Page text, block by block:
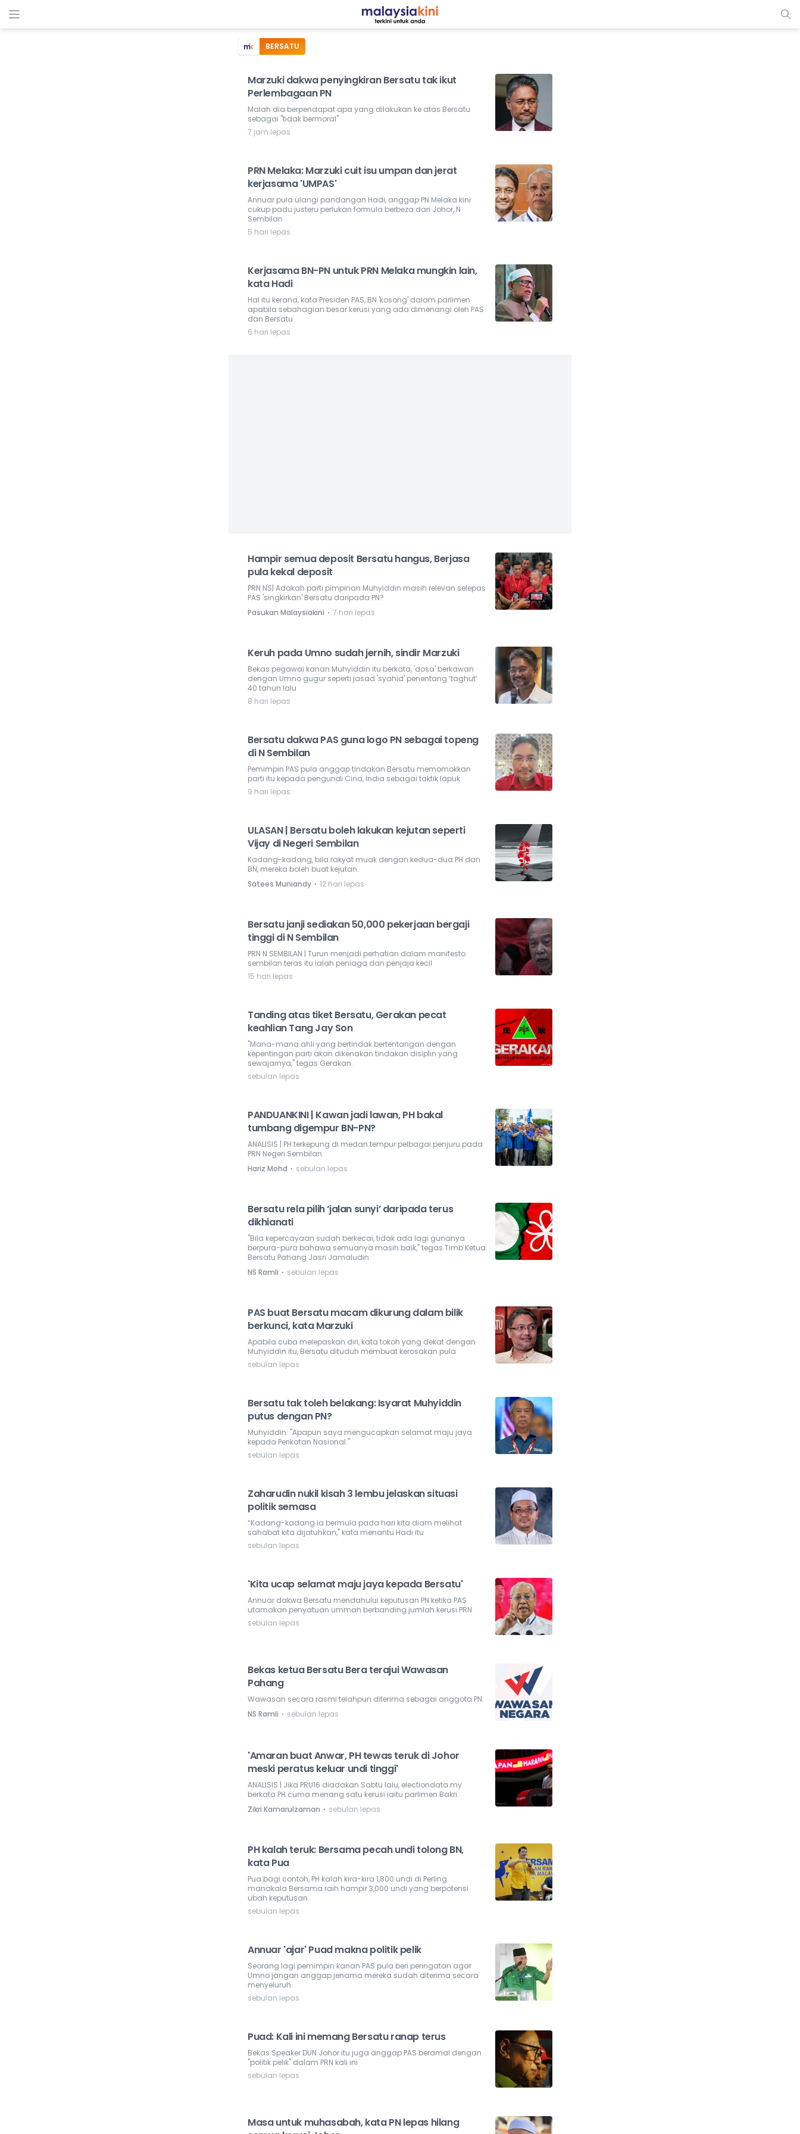
BERSATU
Marzuki dakwa penyingkiran Bersatu tak ikut
Perlembagaan PN
Malah dia berpendapat apa yang dilakukan ke atas Bersatu
sebagai "tidak bermoral"
7 jam lepas
PRN Melaka: Marzuki cuit isu umpan dan jerat
kerjasama 'UMPAS'
Annuar pula ulangi pandangan Hadi, anggap PN Melaka kini
cukup padu justeru perlukan formula berbeza dari Johor, N
Sembilan
5 hari lepas
Kerjasama BN-PN untuk PRN Melaka mungkin lain,
kata Hadi
Hal itu kerana, kata Presiden PAS, BN 'kosong' dalam parlimen
apabila sebahagian besar kerusi yang ada dimenangi oleh PAS
dan Bersatu
6 hari lepas
Hampir semua deposit Bersatu hangus, Berjasa
pula kekal deposit
PRN NS| Adakah parti pimpinan Muhyiddin masih relevan selepas
PAS 'singkirkan' Bersatu daripada PN?
Pasukan Malaysiakini ⋅ 7 hari lepas
Keruh pada Umno sudah jernih, sindir Marzuki
Bekas pegawai kanan Muhyiddin itu berkata, 'dosa' berkawan
dengan Umno gugur seperti jasad 'syahid' penentang ‘taghut’
40 tahun lalu
8 hari lepas
Bersatu dakwa PAS guna logo PN sebagai topeng
di N Sembilan
Pemimpin PAS pula anggap tindakan Bersatu memomokkan
parti itu kepada pengundi Cina, India sebagai taktik lapuk
9 hari lepas
ULASAN | Bersatu boleh lakukan kejutan seperti
Vijay di Negeri Sembilan
Kadang-kadang, bila rakyat muak dengan kedua-dua PH dan
BN, mereka boleh buat kejutan.
Satees Muniandy ⋅ 12 hari lepas
Bersatu janji sediakan 50,000 pekerjaan bergaji
tinggi di N Sembilan
PRN N SEMBILAN | Turun menjadi perhatian dalam manifesto
sembilan teras itu ialah peniaga dan penjaja kecil
15 hari lepas
Tanding atas tiket Bersatu, Gerakan pecat
keahlian Tang Jay Son
"Mana-mana ahli yang bertindak bertentangan dengan
kepentingan parti akan dikenakan tindakan disiplin yang
sewajarnya," tegas Gerakan.
sebulan lepas
PANDUANKINI | Kawan jadi lawan, PH bakal
tumbang digempur BN-PN?
ANALISIS | PH terkepung di medan tempur pelbagai penjuru pada
PRN Negeri Sembilan.
Hariz Mohd ⋅ sebulan lepas
Bersatu rela pilih ‘jalan sunyi’ daripada terus
dikhianati
"Bila kepercayaan sudah berkecai, tidak ada lagi gunanya
berpura-pura bahawa semuanya masih baik," tegas Timb Ketua
Bersatu Pahang Jasri Jamaludin.
NS Ramli ⋅ sebulan lepas
PAS buat Bersatu macam dikurung dalam bilik
berkunci, kata Marzuki
Apabila cuba melepaskan diri, kata tokoh yang dekat dengan
Muhyiddin itu, Bersatu dituduh membuat kerosakan pula
sebulan lepas
Bersatu tak toleh belakang: Isyarat Muhyiddin
putus dengan PN?
Muhyiddin: "Apapun saya mengucapkan selamat maju jaya
kepada Perikatan Nasional."
sebulan lepas
Zaharudin nukil kisah 3 lembu jelaskan situasi
politik semasa
“Kadang-kadang ia bermula pada hari kita diam melihat
sahabat kita dijatuhkan," kata menantu Hadi itu
sebulan lepas
'Kita ucap selamat maju jaya kepada Bersatu'
Annuar dakwa Bersatu mendahului keputusan PN ketika PAS
utamakan penyatuan ummah berbanding jumlah kerusi PRN
sebulan lepas
Bekas ketua Bersatu Bera terajui Wawasan
Pahang
Wawasan secara rasmi telahpun diterima sebagai anggota PN.
NS Ramli ⋅ sebulan lepas
'Amaran buat Anwar, PH tewas teruk di Johor
meski peratus keluar undi tinggi'
ANALISIS | Jika PRU16 diadakan Sabtu lalu, electiondata.my
berkata PH cuma menang satu kerusi iaitu parlimen Bakri.
Zikri Kamarulzaman ⋅ sebulan lepas
PH kalah teruk: Bersama pecah undi tolong BN,
kata Pua
Pua bagi contoh, PH kalah kira-kira 1,800 undi di Perling
manakala Bersama raih hampir 3,000 undi yang berpotensi
ubah keputusan.
sebulan lepas
Annuar 'ajar' Puad makna politik pelik
Seorang lagi pemimpin kanan PAS pula beri peringatan agar
Umno jangan anggap jenama mereka sudah diterima secara
menyeluruh
sebulan lepas
Puad: Kali ini memang Bersatu ranap terus
Bekas Speaker DUN Johor itu juga anggap PAS beramal dengan
"politik pelik" dalam PRN kali ini
sebulan lepas
Masa untuk muhasabah, kata PN lepas hilang